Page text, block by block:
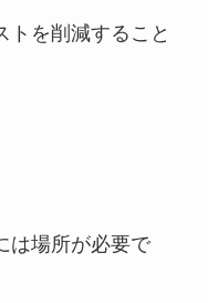
トを削減すること
は場所が必要で